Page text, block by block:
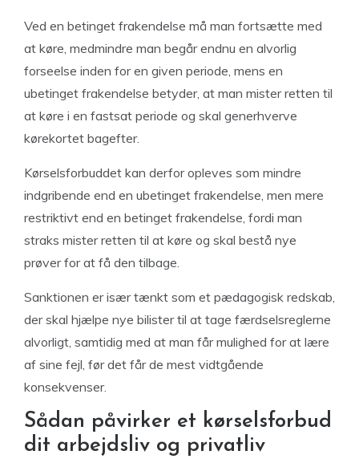
Ved en betinget frakendelse må man fortsætte med
at køre, medmindre man begår endnu en alvorlig
forseelse inden for en given periode, mens en
ubetinget frakendelse betyder, at man mister retten til
at køre i en fastsat periode og skal generhverve
kørekortet bagefter.
Kørselsforbuddet kan derfor opleves som mindre
indgribende end en ubetinget frakendelse, men mere
restriktivt end en betinget frakendelse, fordi man
straks mister retten til at køre og skal bestå nye
prøver for at få den tilbage.
Sanktionen er især tænkt som et pædagogisk redskab,
der skal hjælpe nye bilister til at tage færdselsreglerne
alvorligt, samtidig med at man får mulighed for at lære
af sine fejl, før det får de mest vidtgående
konsekvenser.
Sådan påvirker et kørselsforbud
dit arbejdsliv og privatliv